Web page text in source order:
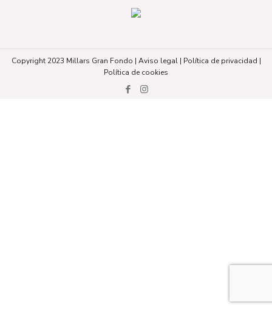
Copyright 2023 Millars Gran Fondo | Aviso legal| Política de privacidad |
Política de cookies